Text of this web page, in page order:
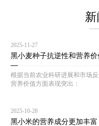
——
2025-11-27
黑小麦种子抗逆性和营养价
根据当前农业科研进展和市场
营养价值方面表现突出：
2025-10-28
黑小米的营养成分更加丰富